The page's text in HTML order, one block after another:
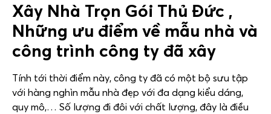
Xây Nhà Trọn Gói Thủ Đức ,
Những ưu điểm về mẫu nhà và
công trình công ty đã xây
Tính tới thời điểm này, công ty đã có một bộ sưu tập
với hàng nghìn mẫu nhà đẹp với đa dạng kiểu dáng,
quy mô,… Số lượng đi đôi với chất lượng, đây là điều